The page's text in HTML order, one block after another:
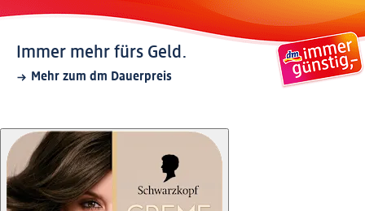
Immer mehr fürs Geld.
Mehr zum dm Dauerpreis